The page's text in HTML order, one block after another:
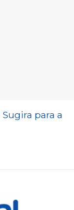
Sugira para a